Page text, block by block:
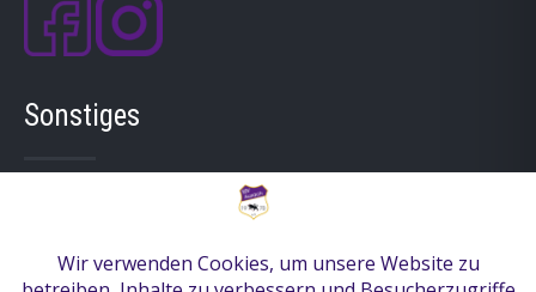
Sonstiges
Anfahrt